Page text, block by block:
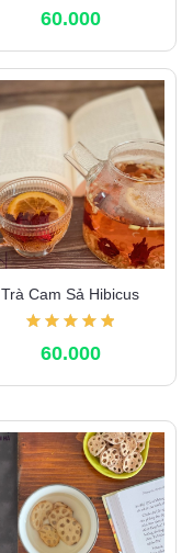
60.000
Trà Cam Sả Hibicus
60.000